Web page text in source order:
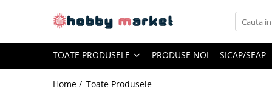
TOATE PRODUSELE PRODUSE NOI SICAP/SEAP
Home / Toate Produsele